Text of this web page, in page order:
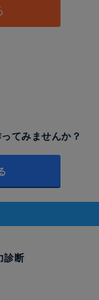
てみませんか？
診断